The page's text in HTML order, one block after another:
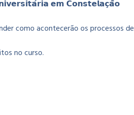
𝗲𝗺 𝗖𝗼𝗻𝘀𝘁𝗲𝗹𝗮𝗰̧𝗮̃𝗼
como acontecerão os processos de
no curso.